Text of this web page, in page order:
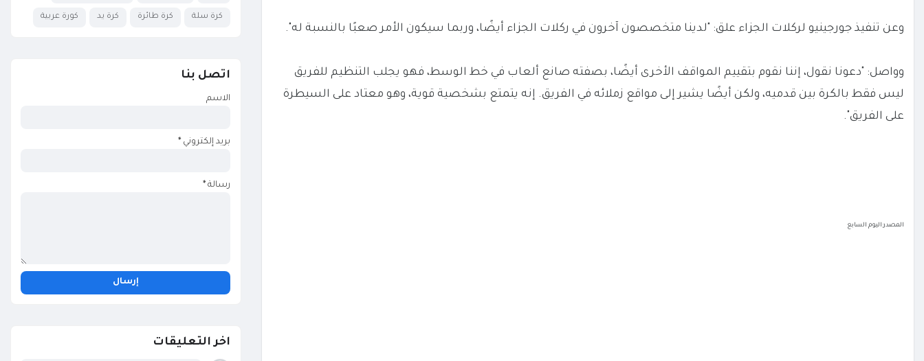
وعن تنفيذ جورجينيو لركلات الجزاء علق: "لدينا متخصصون آخرون في ركلات الجزاء أيضًا، وربما سيكون الأمر صعبًا بالنسبة له".
وواصل: "دعونا نقول، إننا نقوم بتقييم المواقف الأخرى أيضًا، بصفته صانع ألعاب في خط الوسط، فهو يجلب التنظيم للفريق
ليس فقط بالكرة بين قدميه، ولكن أيضًا يشير إلى مواقع زملائه في الفريق. إنه يتمتع بشخصية قوية، وهو معتاد على السيطرة
على الفريق".
المصدر:اليوم السابع
كرة سلة كرة طائرة كرة يد كورة عربية
اتصل بنا
الاسم
بريد إلكتروني*
رسالة*
اخر التعليقات